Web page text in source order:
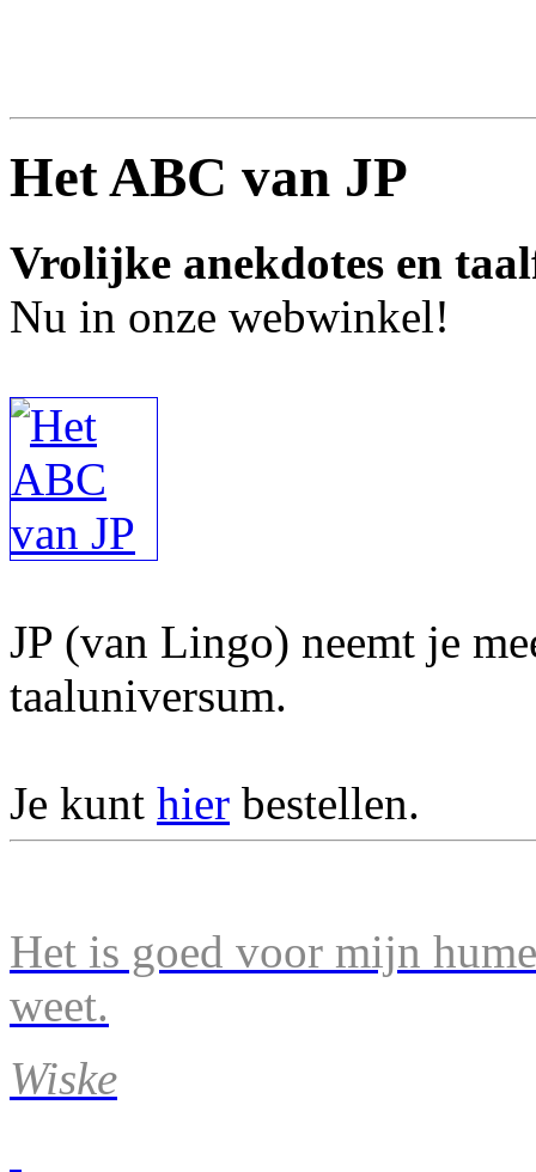
Het ABC van JP
Vrolijke anekdotes en
Nu in onze webwinkel!
JP (van Lingo) neemt je
taaluniversum.
Je kunt hier bestellen.
Het is goed voor mijn
weet.
Wiske